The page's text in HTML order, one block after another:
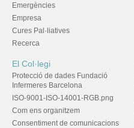
Emergències
Empresa
Cures Pal·liatives
Recerca
El Col·legi
Protecció de dades Fundació
Infermeres Barcelona
ISO-9001-ISO-14001-RGB.png
Com ens organitzem
Consentiment de comunicacions